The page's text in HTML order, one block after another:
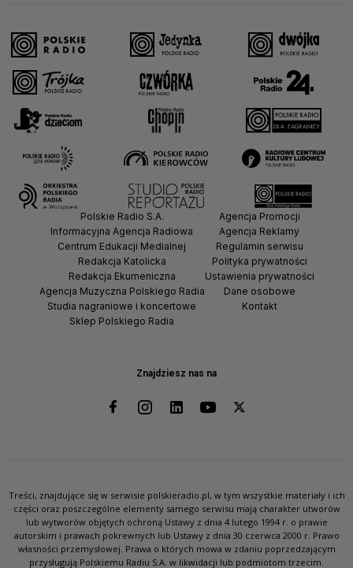
Znajdziesz nas na
Polskie Radio S.A.
Informacyjna Agencja Radiowa
Centrum Edukacji Medialnej
Redakcja Katolicka
Redakcja Ekumeniczna
Agencja Muzyczna Polskiego Radia
Studia nagraniowe i koncertowe
Sklep Polskiego Radia
Agencja Promocji
Agencja Reklamy
Regulamin serwisu
Polityka prywatności
Ustawienia prywatności
Dane osobowe
Kontakt
Treści, znajdujące się w serwisie polskieradio.pl, w tym wszystkie materiały i ich
części oraz poszczególne elementy samego serwisu mają charakter utworów
lub wytworów objętych ochroną Ustawy z dnia 4 lutego 1994 r. o prawie
autorskim i prawach pokrewnych lub Ustawy z dnia 30 czerwca 2000 r. Prawo
własności przemysłowej. Prawa o których mowa w zdaniu poprzedzającym
przysługują Polskiemu Radiu S.A. w likwidacji lub podmiotom trzecim.